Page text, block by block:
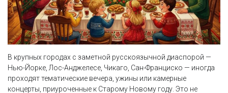
В крупных городах с заметной русскоязычной диаспорой —
Нью-Йорке, Лос-Анджелесе, Чикаго, Сан-Франциско — иногда
проходят тематические вечера, ужины или камерные
концерты, приуроченные к Старому Новому году. Это не